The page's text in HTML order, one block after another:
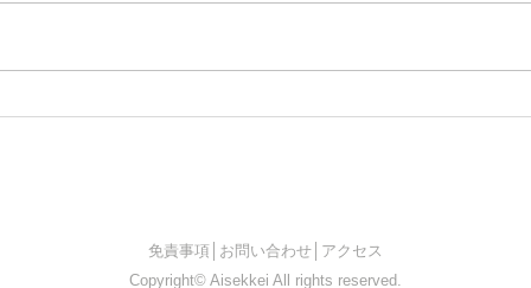
​免責事項 お問い合わせ │アクセス
Copyright© Aisekkei All rights reserved.